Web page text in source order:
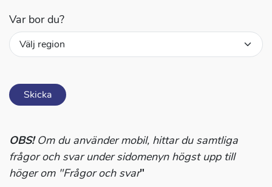
Var bor du?
Skicka
OBS!Om du använder mobil, hittar du samtliga
frågor och svar under sidomenyn högst upp till
höger om "Frågor och svar"